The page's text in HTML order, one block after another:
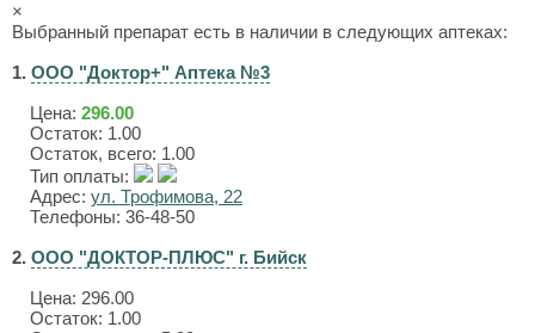
×
Выбранный препарат есть в наличии в следующих аптеках:
1. ООО "Доктор+" Аптека №3
Цена: 296.00
Остаток: 1.00
Остаток, всего: 1.00
Тип оплаты:
Адрес: ул. Трофимова, 22
Телефоны: 36-48-50
2. ООО "ДОКТОР-ПЛЮС" г. Бийск
Цена: 296.00
Остаток: 1.00